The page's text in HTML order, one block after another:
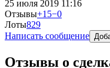
25 июля 2019 11:16
Отзывы+15−0
Лоты829
Написать сообщение
Отзывы о